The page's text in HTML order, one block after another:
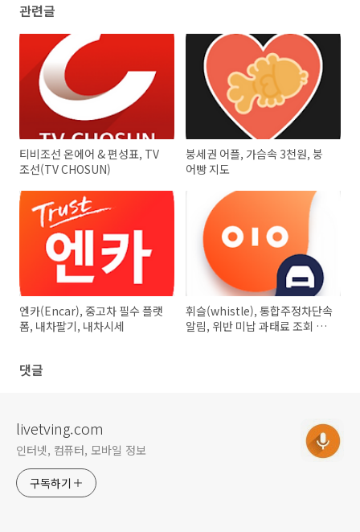
관련글
티비조선 온에어 & 편성표, TV
조선(TV CHOSUN)
붕세권 어플, 가슴속 3천원, 붕
어빵 지도
엔카(Encar), 중고차 필수 플랫
폼, 내차팔기, 내차시세
휘슬(whistle), 통합주정차단속
알림, 위반 미납 과태료 조회 및
댓글
livetving.com
인터넷, 컴퓨터, 모바일 정보
구독하기